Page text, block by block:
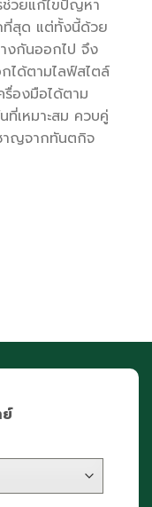
วยแก้ไขปัญหา
ที่สุด แต่ทั้งนี้ด้วย
งกันออกไป จึง
ได้ตามไลฟ์สไตล์
รื่องมือได้ตาม
เหมาะสม ควบคู่
าญจากทันตกิจ